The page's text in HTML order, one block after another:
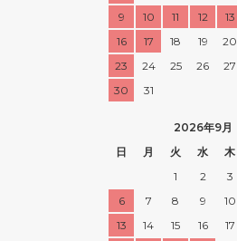
9
10 11 12 13
16
17 18 19 20
23
24 25 26 27
30
31
2026年9月
日
月 火 水 木
1
2 3
6
7 8 9 10
13
14 15 16 17